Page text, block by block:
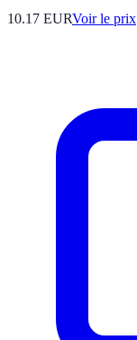
10.17 EURVoir le prix